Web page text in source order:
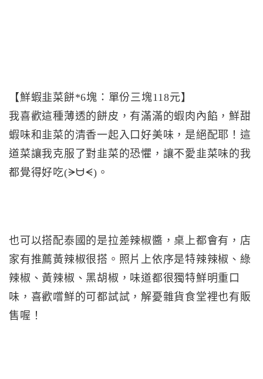
【鮮蝦韭菜餅*6塊：單份三塊118元】
我喜歡這種薄透的餅皮，有滿滿的蝦肉內餡，鮮甜
蝦味和韭菜的清香一起入口好美味，是絕配耶！這
道菜讓我克服了對韭菜的恐懼，讓不愛韭菜味的我
都覺得好吃(ᗒᗨᗕ)。
也可以搭配泰國的是拉差辣椒醬，桌上都會有，店
家有推薦黃辣椒很搭。照片上依序是特辣辣椒、綠
辣椒、黃辣椒、黑胡椒，味道都很獨特鮮明重口
味，喜歡嚐鮮的可都試試，解憂雜貨食堂裡也有販
售喔！